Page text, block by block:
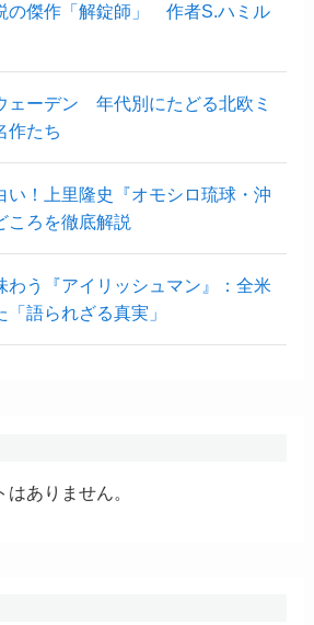
の傑作「解錠師」 作者S.ハミル
ェーデン 年代別にたどる北欧ミ
作たち
い！上里隆史『オモシロ琉球・沖
ころを徹底解説
わう『アイリッシュマン』：全米
語られざる真実」
ありません。